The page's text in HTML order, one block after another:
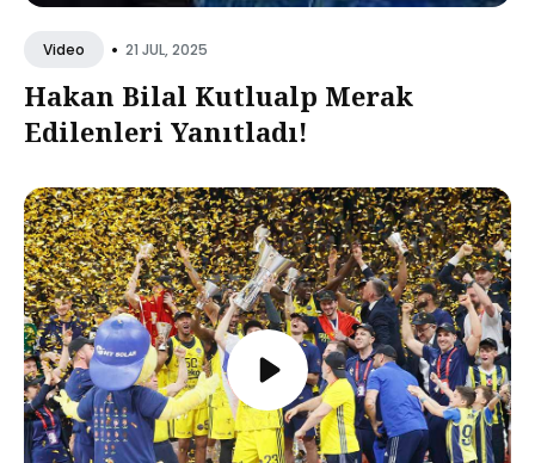
Video • 21 JUL, 2025
Hakan Bilal Kutlualp Merak
Edilenleri Yanıtladı!